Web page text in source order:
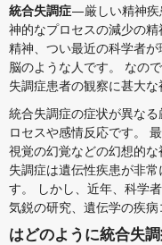
統合失調症—厳しい精神疾
神的なプロセスの減少の
精神、つい最近の科学者
脳のような人です。 なの
失調症患者の観察に甚大な
統合失調症の症状が異な
ロセスや感情反応です。
視覚の幻覚などの幻想的
失調症は遺伝性疾患が非
す。 しかし、近年、科学
気鋭の研究、遺伝学の疾
はどのように統合失